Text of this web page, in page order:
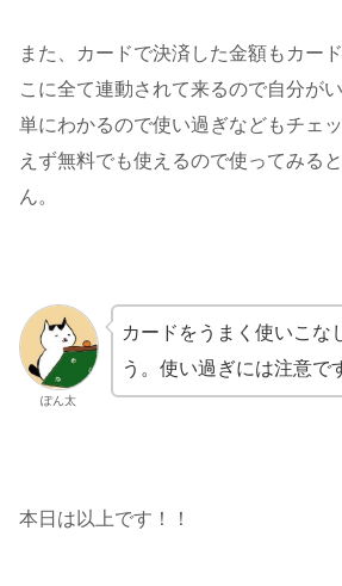
また、カードで決済した金額もカー
こに全て連動されて来るので自分が
単にわかるので使い過ぎなどもチェ
えず無料でも使えるので使ってみる
ん。
ぽん太
カードをうまく使いこな
う。使い過ぎには注意で
本日は以上です！！